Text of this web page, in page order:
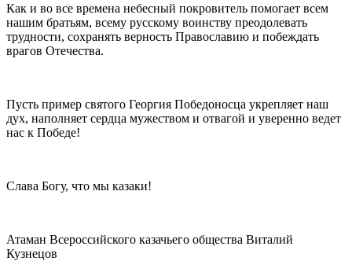
Как и во все времена небесный покровитель помогает всем
нашим братьям, всему русскому воинству преодолевать
трудности, сохранять верность Православию и побеждать
врагов Отечества.
Пусть пример святого Георгия Победоносца укрепляет наш
дух, наполняет сердца мужеством и отвагой и уверенно ведет
нас к Победе!
Слава Богу, что мы казаки!
Атаман Всероссийского казачьего общества Виталий
Кузнецов